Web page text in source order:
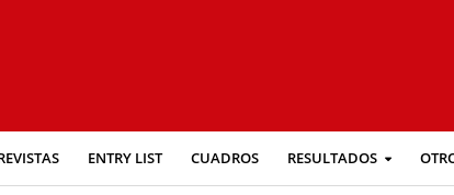
ENTRY LIST CUADROS RESULTADOS